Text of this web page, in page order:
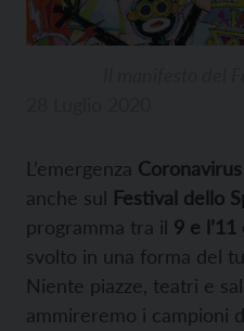
L’emergenza Coronavirus
anche sul Festival dello
programma tra il 9 e
svolto in una forma del
Niente piazze, teatri e
ammireremo i campioni